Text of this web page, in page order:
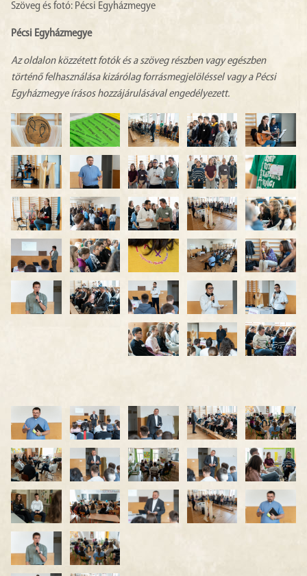
Szöveg és fotó: Pécsi Egyházmegye
Pécsi Egyházmegye
Az oldalon közzétett fotók és a szöveg részben vagy egészben
történő felhasználása kizárólag forrásmegjelöléssel vagy a Pécsi
Egyházmegye írásos hozzájárulásával engedélyezett.